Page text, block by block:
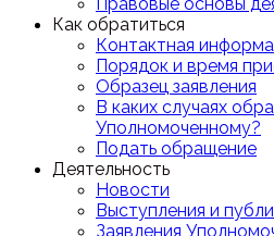
Как обратиться
Контактная
Порядок и время
Образец заявления
В каких случаях
Уполномоченному?
Подать обращение
Деятельность
Новости
Выступления и
Заявления